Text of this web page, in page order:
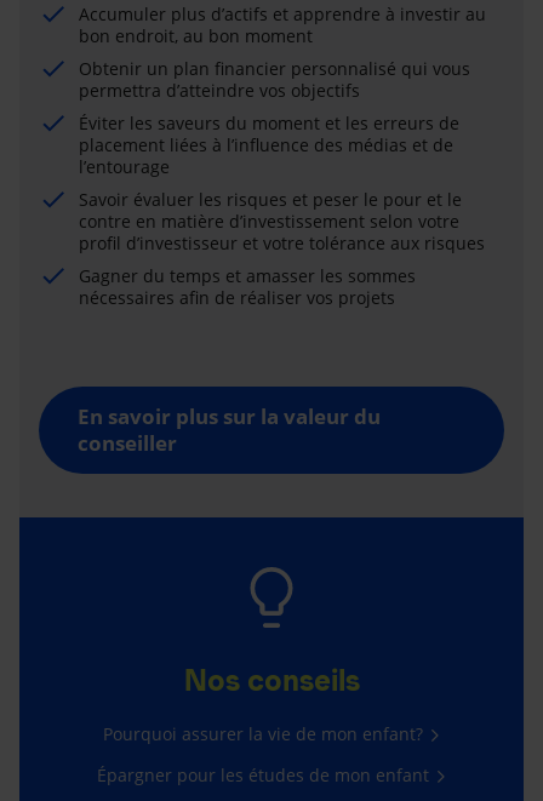
Accumuler plus d’actifs et apprendre à investir au
bon endroit, au bon moment
Obtenir un plan financier personnalisé qui vous
permettra d’atteindre vos objectifs
Éviter les saveurs du moment et les erreurs de
placement liées à l’influence des médias et de
l’entourage
Savoir évaluer les risques et peser le pour et le
contre en matière d’investissement selon votre
profil d’investisseur et votre tolérance aux risques
Gagner du temps et amasser les sommes
nécessaires afin de réaliser vos projets
En savoir plus sur la valeur du
conseiller
Nos conseils
Pourquoi assurer la vie de mon enfant?
Épargner pour les études de mon enfant